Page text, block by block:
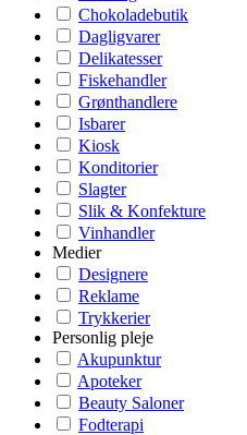
Chokoladebutik
Dagligvarer
Delikatesser
Fiskehandler
Grønthandlere
Isbarer
Kiosk
Konditorier
Slagter
Slik & Konfekture
Vinhandler
Medier
Designere
Reklame
Trykkerier
Personlig pleje
Akupunktur
Apoteker
Beauty Saloner
Fodterapi